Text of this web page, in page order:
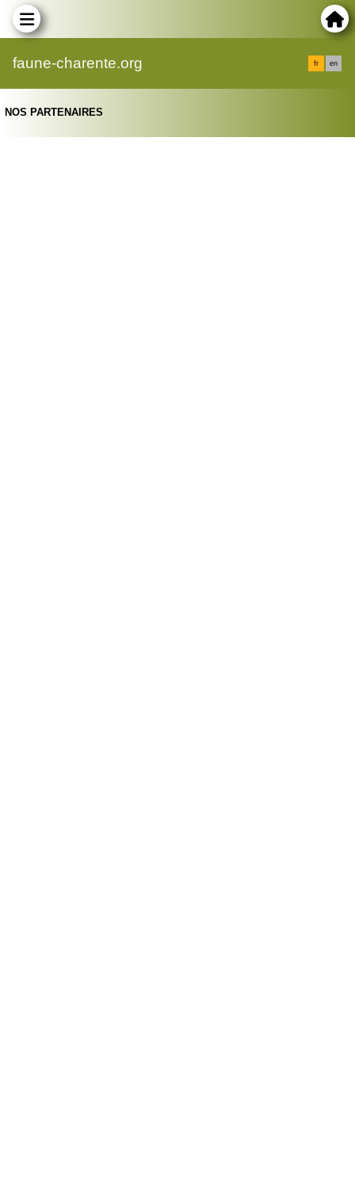
faune-charente.org fr en
NOS PARTENAIRES